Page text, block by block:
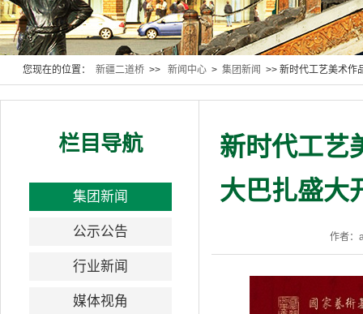
您现在的位置： 新疆二道桥 >> 新闻中心 > 集团新闻 >> 新时代工艺美术
新时代工艺
大巴扎盛
作者：
栏目导航
集团新闻
公示公告
行业新闻
媒体视角